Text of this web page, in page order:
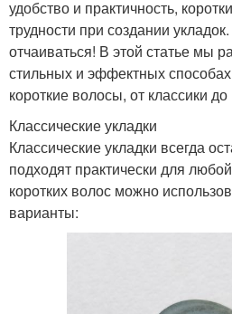
удобство и практичность,
трудности при создании
отчаиваться! В этой статье мы
стильных и эффектных
короткие волосы, от классики
Классические укладки
Классические укладки всегда
подходят практически для
коротких волос можно
варианты: